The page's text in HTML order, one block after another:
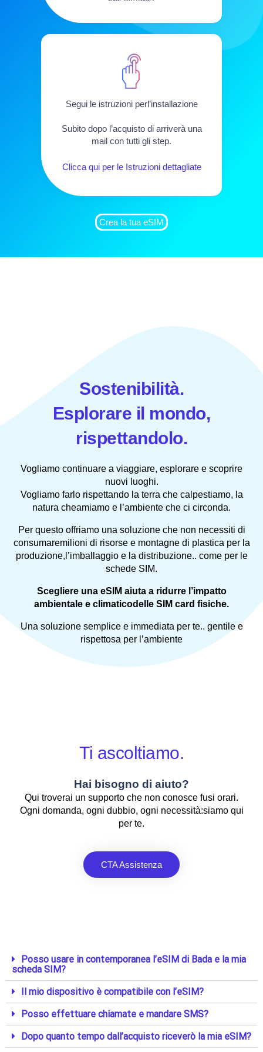
Segui le istruzioni perl’installazione
Subito dopo l’acquisto di arriverà una
mail con tutti gli step.
Clicca qui per le Istruzioni dettagliate
Crea la tua eSIM
Sostenibilità.
Esplorare il mondo,
rispettandolo.
Vogliamo continuare a viaggiare, esplorare e scoprire
nuovi luoghi.
Vogliamo farlo rispettando la terra che calpestiamo, la
natura cheamiamo e l’ambiente che ci circonda.
Per questo offriamo una soluzione che non necessiti di
consumaremilioni di risorse e montagne di plastica per la
produzione,l’imballaggio e la distribuzione.. come per le
schede SIM.
Scegliere una eSIM aiuta a ridurre l’impatto
ambientale e climaticodelle SIM card fisiche.
Una soluzione semplice e immediata per te.. gentile e
rispettosa per l’ambiente
Ti ascoltiamo.
Hai bisogno di aiuto?
Qui troverai un supporto che non conosce fusi orari.
Ogni domanda, ogni dubbio, ogni necessità:siamo qui
per te.
CTA Assistenza
Posso usare in contemporanea l’eSIM di Bada e la mia
scheda SIM?
Il mio dispositivo è compatibile con l’eSIM?
Posso effettuare chiamate e mandare SMS?
Dopo quanto tempo dall’acquisto riceverò la mia eSIM?